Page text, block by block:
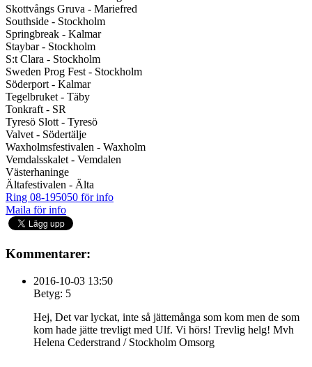
Skottvångs Gruva - Mariefred
Southside - Stockholm
Springbreak - Kalmar
Staybar - Stockholm
S:t Clara - Stockholm
Sweden Prog Fest - Stockholm
Söderport - Kalmar
Tegelbruket - Täby
Tonkraft - SR
Tyresö Slott - Tyresö
Valvet - Södertälje
Waxholmsfestivalen - Waxholm
Vemdalsskalet - Vemdalen
Västerhaninge
Ältafestivalen - Älta
Ring 08-195050 för info
Maila för info
Kommentarer:
2016-10-03 13:50
Betyg: 5
Hej, Det var lyckat, inte så jättemånga som kom men de som
kom hade jätte trevligt med Ulf. Vi hörs! Trevlig helg! Mvh
Helena Cederstrand / Stockholm Omsorg